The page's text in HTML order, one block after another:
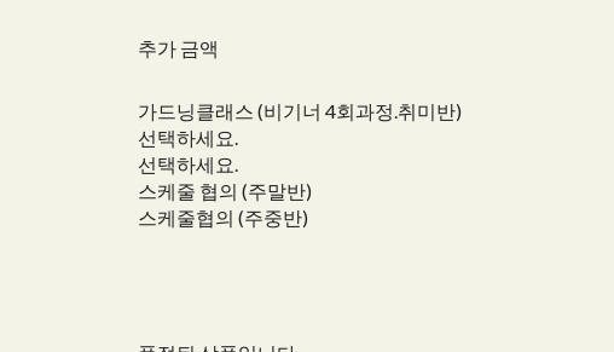
추가 금액
가드닝클래스 (비기너 4회과정.취미반)
선택하세요.
선택하세요.
스케줄 협의 (주말반)
스케줄협의 (주중반)